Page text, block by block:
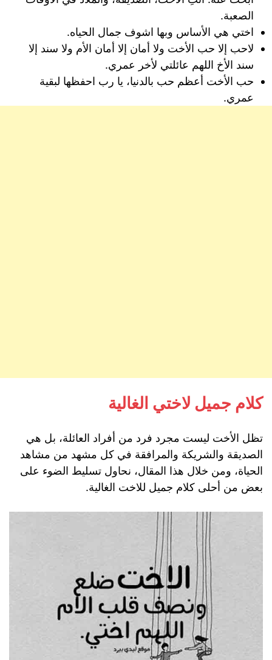
الصعبة.
اختي هي الأساس وبها اشوف جمال الحياه.
لاحب إلا حب الأخت ولا أمان إلا أمان الأم ولا سند إلا
سند الأخ اللهم عائلتي لأخر عمري.
حب الأخت أعظم حب بالدنيا، يا رب احفظها لبقية
عمري.
كلام جميل لاختي الغالية
تظل الأخت ليست مجرد فرد من أفراد العائلة، بل هي
الصديقة والشريكة والمرافقة في كل مشهد من مشاهد
الحياة، ومن خلال هذا المقال، نحاول تسليط الضوء على
بعض من أحلى كلام جميل للاخت الغالية.